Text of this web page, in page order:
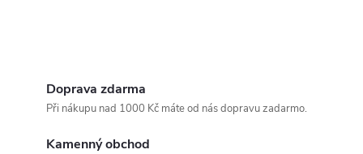
Doprava zdarma
Při nákupu nad 1000 Kč máte od nás dopravu zadarmo.
Kamenný obchod